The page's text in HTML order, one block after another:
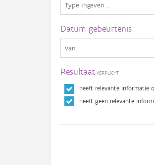
Datum gebeurtenis
Resultaat
heeft relevante informatie
heeft geen relevante